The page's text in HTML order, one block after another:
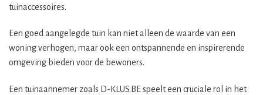
tuinaccessoires.
Een goed aangelegde tuin kan niet alleen de waarde van een
woning verhogen, maar ook een ontspannende en inspirerende
omgeving bieden voor de bewoners.
Een tuinaannemer zoals D-KLUS.BE speelt een cruciale rol in het